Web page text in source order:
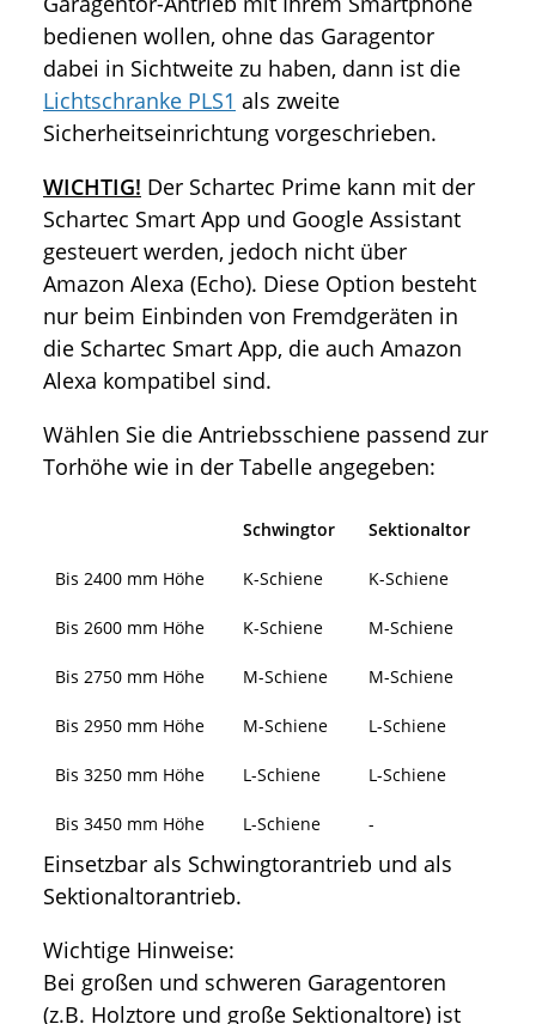
bedienen wollen, ohne das Garagentor
dabei in Sichtweite zu haben, dann ist die
Lichtschranke PLS1 als zweite
Sicherheitseinrichtung vorgeschrieben.
WICHTIG! Der Schartec Prime kann mit der
Schartec Smart App und Google Assistant
gesteuert werden, jedoch nicht über
Amazon Alexa (Echo). Diese Option besteht
nur beim Einbinden von Fremdgeräten in
die Schartec Smart App, die auch Amazon
Alexa kompatibel sind.
Wählen Sie die Antriebsschiene passend zur
Torhöhe wie in der Tabelle angegeben:
Schwingtor Sektionaltor
Bis 2400 mm Höhe K-Schiene K-Schiene
Bis 2600 mm Höhe K-Schiene M-Schiene
Bis 2750 mm Höhe M-Schiene M-Schiene
Bis 2950 mm Höhe M-Schiene L-Schiene
Bis 3250 mm Höhe L-Schiene L-Schiene
Bis 3450 mm Höhe L-Schiene -
Einsetzbar als Schwingtorantrieb und als
Sektionaltorantrieb.
Wichtige Hinweise:
Bei großen und schweren Garagentoren
(z.B. Holztore und große Sektionaltore) ist